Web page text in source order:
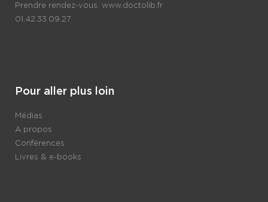
Prendre rendez-vous: www.doctolib.fr
01.42.33.09.27
Pour aller plus loin
Médias
A propos
Conférences
Livres & e-books